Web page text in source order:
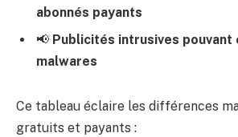
abonnés payants
📢 Publicités intrusives pouvant
malwares
Ce tableau éclaire les différences
gratuits et payants :